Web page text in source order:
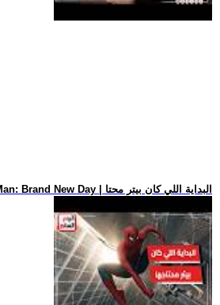
.. فيلم Spider-Man: Brand New Day | البداية اللي كان بيتر محتا